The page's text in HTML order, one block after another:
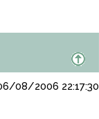
08/2006 22:17:30